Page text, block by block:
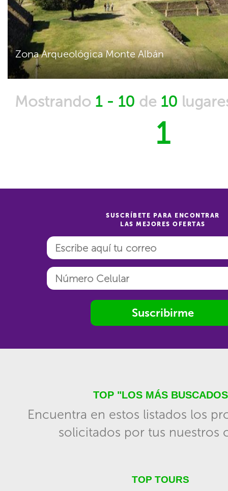
Zona Arqueológica Monte Albán
Mostrando 1 - 10 de 10
1
SUSCRÍBETE PARA ENCONTRAR
LAS MEJORES OFERTAS
Suscribirme
TOP "LOS MÁS
Encuentra en estos listados los
solicitados por tus nuestros
TOP TOURS